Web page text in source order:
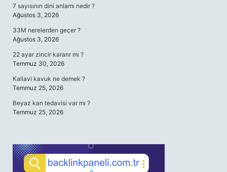
7 sayısının dini anlamı nedir ?
Ağustos 3, 2026
33M nerelerden geçer ?
Ağustos 3, 2026
22 ayar zincir kararır mı ?
Temmuz 30, 2026
Kallavi kavuk ne demek ?
Temmuz 25, 2026
Beyaz kan tedavisi var mı ?
Temmuz 25, 2026